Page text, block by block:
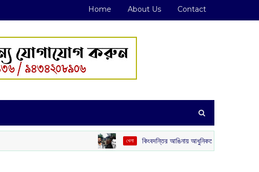
Home About Us Contact
কিংবদন্তির আঙিনায় আধুনিকতার ছোঁয়া: কিশোর কুমারের ‘গৌরী কুঞ্জ’